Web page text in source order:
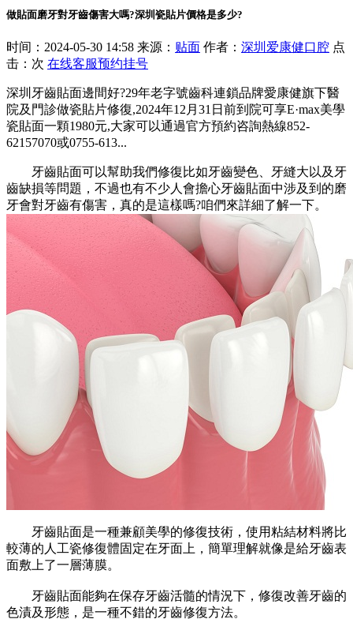
做貼面磨牙對牙齒傷害大嗎?深圳瓷貼片價格是多少?
时间：2024-05-30 14:58 来源： 贴面 作者： 深圳爱康健口腔 点
击： 次 在线客服预约挂号
深圳牙齒貼面邊間好?29年老字號齒科連鎖品牌愛康健旗下醫
院及門診做瓷貼片修復,2024年12月31日前到院可享E·max美學
瓷貼面一顆1980元,大家可以通過官方預約咨詢熱線852-
62157070或0755-613...
牙齒貼面可以幫助我們修復比如牙齒變色、牙縫大以及牙
齒缺損等問題，不過也有不少人會擔心牙齒貼面中涉及到的磨
牙會對牙齒有傷害，真的是這樣嗎?咱們來詳細了解一下。
牙齒貼面是一種兼顧美學的修復技術，使用粘結材料將比
較薄的人工瓷修復體固定在牙面上，簡單理解就像是給牙齒表
面敷上了一層薄膜。
牙齒貼面能夠在保存牙齒活髓的情況下，修復改善牙齒的
色漬及形態，是一種不錯的牙齒修復方法。